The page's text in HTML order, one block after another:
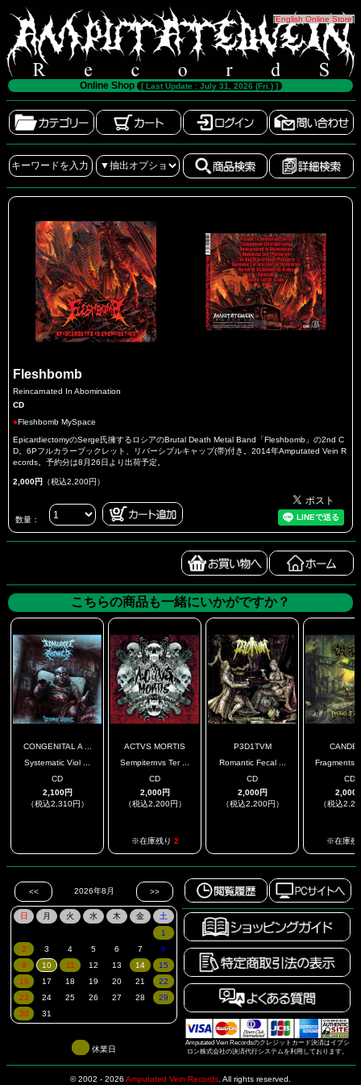
[English Online Store]
Online Shop [ Last Update : July 31, 2026 (Fri.) ]
Fleshbomb
Reincarnated In Abomination
CD
●Fleshbomb MySpace
EpicardiectomyのSerge氏擁するロシアのBrutal Death Metal Band「Fleshbomb」の2nd C
D。6Pフルカラーブックレット、リバーシブルキャップ(帯)付き。2014年Amputated Vein R
ecords。予約分は8月26日より出荷予定。
2,000円 （税込2,200円）
数量：
こちらの商品も一緒にいかがですか？
CONGENITAL A ...
Systematic Viol ...
CD
2,100円
（税込2,310円）
ACTVS MORTIS
Sempiternvs Ter ...
CD
2,000円
（税込2,200円）
※在庫残り 2
P3D1TVM
Romantic Fecal ...
CD
2,000円
（税込2,200円）
Fragments
CD
2,000
（税込
※在庫残
Amputated Vein Recordsのクレジットカード決済はイプシ
ロン株式会社の決済代行システムを利用しております。
休業日
© 2002 - 2026 Amputated Vein Records All rights reserved.